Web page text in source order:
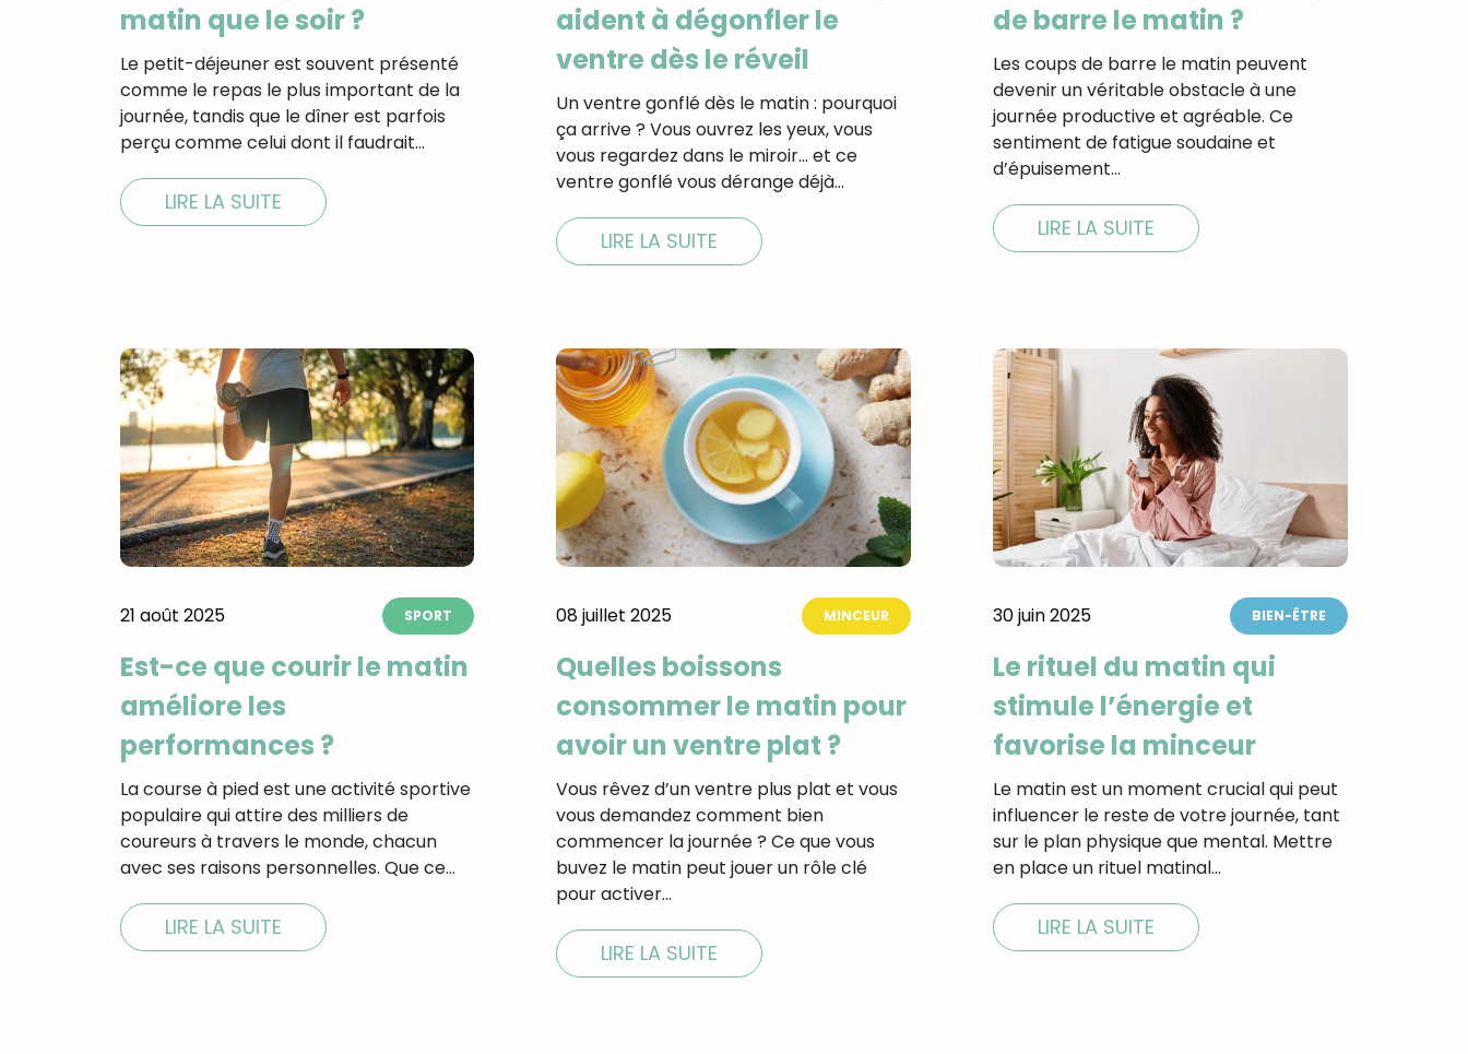
matin que le soir ?
Le petit-déjeuner est souvent présenté
comme le repas le plus important de la
journée, tandis que le dîner est parfois
perçu comme celui dont il faudrait…
LIRE LA SUITE
aident à dégonfler le
ventre dès le réveil
Un ventre gonflé dès le matin : pourquoi
ça arrive ? Vous ouvrez les yeux, vous
vous regardez dans le miroir… et ce
ventre gonflé vous dérange déjà…
LIRE LA SUITE
de barre le matin ?
Les coups de barre le matin peuvent
devenir un véritable obstacle à une
journée productive et agréable. Ce
sentiment de fatigue soudaine et
d’épuisement…
LIRE LA SUITE
21 août 2025 SPORT
Est-ce que courir le matin
améliore les
performances ?
La course à pied est une activité sportive
populaire qui attire des milliers de
coureurs à travers le monde, chacun
avec ses raisons personnelles. Que ce…
LIRE LA SUITE
08 juillet 2025 MINCEUR
Quelles boissons
consommer le matin pour
avoir un ventre plat ?
Vous rêvez d’un ventre plus plat et vous
vous demandez comment bien
commencer la journée ? Ce que vous
buvez le matin peut jouer un rôle clé
pour activer…
LIRE LA SUITE
30 juin 2025 BIEN-ÊTRE
Le rituel du matin qui
stimule l’énergie et
favorise la minceur
Le matin est un moment crucial qui peut
influencer le reste de votre journée, tant
sur le plan physique que mental. Mettre
en place un rituel matinal…
LIRE LA SUITE